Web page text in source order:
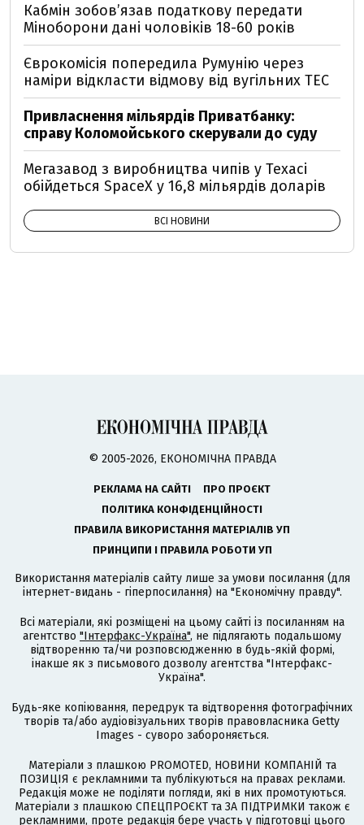
Кабмін зобовʼязав податкову передати
Міноборони дані чоловіків 18-60 років
Єврокомісія попередила Румунію через
наміри відкласти відмову від вугільних ТЕС
Привласнення мільярдів Приватбанку:
справу Коломойського скерували до суду
Мегазавод з виробництва чипів у Техасі
обійдеться SpaceX у 16,8 мільярдів доларів
ВСІ НОВИНИ
© 2005-2026, ЕКОНОМІЧНА ПРАВДА
РЕКЛАМА НА САЙТІ
ПРО ПРОЄКТ
ПОЛІТИКА КОНФІДЕНЦІЙНОСТІ
ПРАВИЛА ВИКОРИСТАННЯ МАТЕРІАЛІВ УП
ПРИНЦИПИ І ПРАВИЛА РОБОТИ УП
Використання матеріалів сайту лише за умови посилання (для
інтернет-видань - гіперпосилання) на "Економічну правду".
Всі матеріали, які розміщені на цьому сайті із посиланням на
агентство "Інтерфакс-Україна", не підлягають подальшому
відтворенню та/чи розповсюдженню в будь-якій формі,
інакше як з письмового дозволу агентства "Інтерфакс-
Україна".
Будь-яке копіювання, передрук та відтворення фотографічних
творів та/або аудіовізуальних творів правовласника Getty
Images - суворо забороняється.
Матеріали з плашкою PROMOTED, НОВИНИ КОМПАНІЙ та
ПОЗИЦІЯ є рекламними та публікуються на правах реклами.
Редакція може не поділяти погляди, які в них промотуються.
Матеріали з плашкою СПЕЦПРОЄКТ та ЗА ПІДТРИМКИ також є
рекламними, проте редакція бере участь у підготовці цього